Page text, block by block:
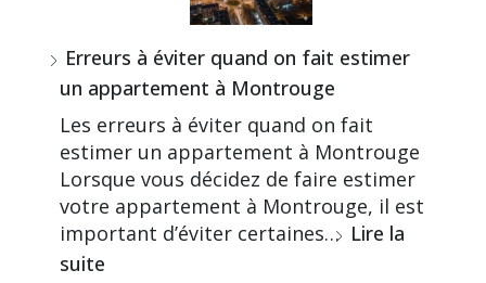
Erreurs à éviter quand on fait estimer
un appartement à Montrouge
Les erreurs à éviter quand on fait
estimer un appartement à Montrouge
Lorsque vous décidez de faire estimer
votre appartement à Montrouge, il est
important d’éviter certaines… Lire la
suite